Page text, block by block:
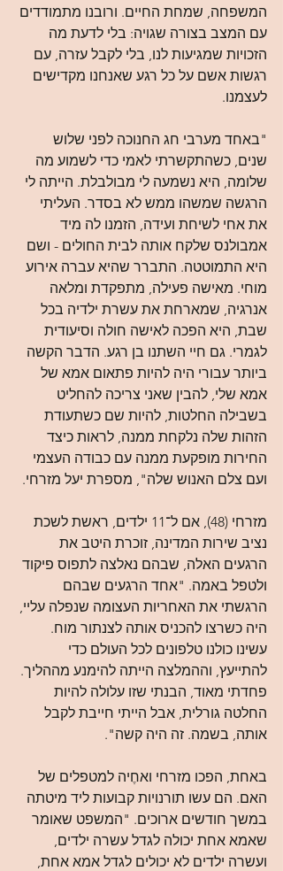
המשפחה, שמחת החיים. ורובנו מתמודדים
עם המצב בצורה שגויה: בלי לדעת מה
הזכויות שמגיעות לנו, בלי לקבל עזרה, עם
רגשות אשם על כל רגע שאנחנו מקדישים
לעצמנו.
"באחד מערבי חג החנוכה לפני שלוש
שנים, כשהתקשרתי לאמי כדי לשמוע מה
שלומה, היא נשמעה לי מבולבלת. הייתה לי
הרגשה שמשהו ממש לא בסדר. העליתי
את אחי לשיחת ועידה, הזמנו לה מיד
אמבולנס שלקח אותה לבית החולים - ושם
היא התמוטטה. התברר שהיא עברה אירוע
מוחי. מאישה פעילה, מתפקדת ומלאה
אנרגיה, שמארחת את עשרת ילדיה בכל
שבת, היא הפכה לאישה חולה וסיעודית
לגמרי. גם חיי השתנו בן רגע. הדבר הקשה
ביותר עבורי היה להיות פתאום אמא של
אמא שלי, להבין שאני צריכה להחליט
בשבילה החלטות, להיות שם כשתעודת
הזהות שלה נלקחת ממנה, לראות כיצד
החירות מופקעת ממנה עם כבודה העצמי
ועם צלם האנוש שלה", מספרת יעל מזרחי.
מזרחי (48), אם ל־11 ילדים, ראשת לשכת
נציב שירות המדינה, זוכרת היטב את
הרגעים האלה, שבהם נאלצה לתפוס פיקוד
ולטפל באמה. "אחד הרגעים שבהם
הרגשתי את האחריות העצומה שנפלה עליי,
היה כשרצו להכניס אותה לצנתור מוח.
עשינו כולנו טלפונים לכל העולם כדי
להתייעץ, וההמלצה הייתה להימנע מההליך.
פחדתי מאוד, הבנתי שזו עלולה להיות
החלטה גורלית, אבל הייתי חייבת לקבל
אותה, בשמה. זה היה קשה".
באחת, הפכו מזרחי ואחֶיה למטפלים של
האם. הם עשו תורנויות קבועות ליד מיטתה
במשך חודשים ארוכים. "המשפט שאומר
שאמא אחת יכולה לגדל עשרה ילדים,
ועשרה ילדים לא יכולים לגדל אמא אחת,